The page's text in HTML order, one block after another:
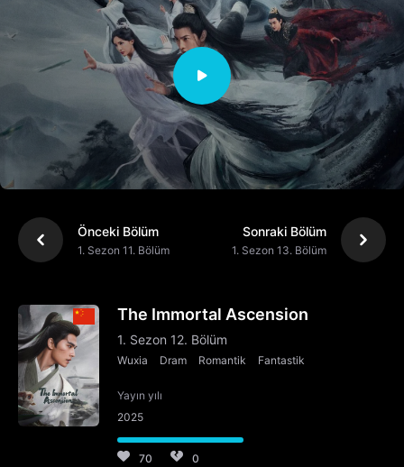
Önceki Bölüm
1. Sezon 11. Bölüm
Sonraki Bölüm
1. Sezon 13. Bölüm
The Immortal Ascension
1. Sezon 12. Bölüm
Wuxia Dram Romantik Fantastik
Yayın yılı
2025
70 0